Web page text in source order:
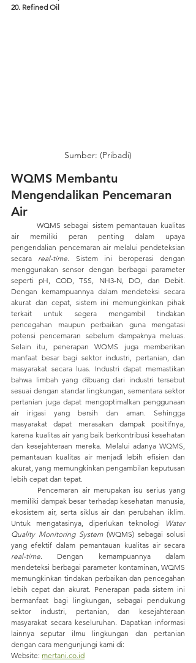
20. Refined Oil
Sumber: (Pribadi)
WQMS Membantu
Mengendalikan Pencemaran
Air
	WQMS sebagai sistem pemantauan kualitas
air memiliki peran penting dalam upaya
pengendalian pencemaran air melalui pendeteksian
secara real-time. Sistem ini beroperasi dengan
menggunakan sensor dengan berbagai parameter
seperti pH, COD, TSS, NH3-N, DO, dan Debit.
Dengan kemampuannya dalam mendeteksi secara
akurat dan cepat, sistem ini memungkinkan pihak
terkait untuk segera mengambil tindakan
pencegahan maupun perbaikan guna mengatasi
potensi pencemaran sebelum dampaknya meluas.
Selain itu, penerapan WQMS juga memberikan
manfaat besar bagi sektor industri, pertanian, dan
masyarakat secara luas. Industri dapat memastikan
bahwa limbah yang dibuang dari industri tersebut
sesuai dengan standar lingkungan, sementara sektor
pertanian juga dapat mengoptimalkan penggunaan
air irigasi yang bersih dan aman. Sehingga
masyarakat dapat merasakan dampak positifnya,
karena kualitas air yang baik berkontribusi kesehatan
dan kesejahteraan mereka. Melalui adanya WQMS,
pemantauan kualitas air menjadi lebih efisien dan
akurat, yang memungkinkan pengambilan keputusan
lebih cepat dan tepat.
memiliki dampak besar terhadap kesehatan manusia,
ekosistem air, serta siklus air dan perubahan iklim.
Untuk mengatasinya, diperlukan teknologi
Water
Quality Monitoring System (WQMS) sebagai solusi
real-time. Dengan kemampuannya dalam
mendeteksi berbagai parameter kontaminan, WQMS
memungkinkan tindakan perbaikan dan pencegahan
lebih cepat dan akurat. Penerapan pada sistem ini
bermanfaat bagi lingkungan, sebagai pendukung
sektor industri, pertanian, dan kesejahteraan
masyarakat secara keseluruhan. Dapatkan informasi
lainnya seputar ilmu lingkungan dan pertanian
dengan cara mengunjungi kami di:
Website: mertani.co.id